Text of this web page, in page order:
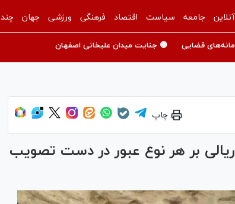
جامعه سیاست اقتصاد فرهنگی ورزشی جهان
قضایی 🟡 جنایت میدان علیخانی اصفهان
چاپ
بر هر نوع عبور در دست تصویب